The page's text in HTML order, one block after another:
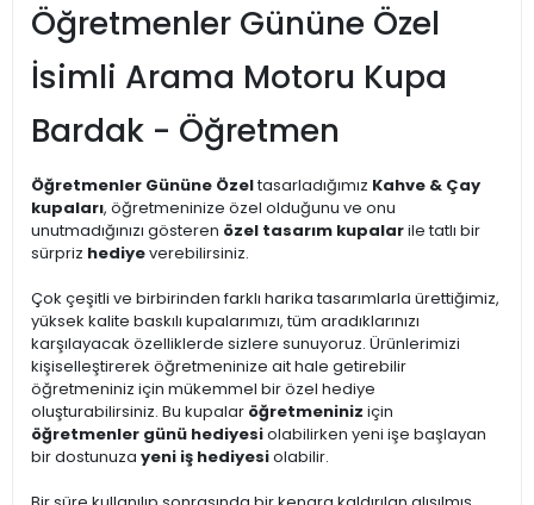
Öğretmenler Gününe Özel
İsimli Arama Motoru Kupa
Bardak - Öğretmen
Öğretmenler Gününe Özeltasarladığımız Kahve & Çay
kupaları, öğretmeninize özel olduğunu ve onu
unutmadığınızı gösteren özel tasarım kupalarile tatlı bir
sürpriz hediyeverebilirsiniz.
Çok çeşitli ve birbirinden farklı harika tasarımlarla ürettiğimiz,
yüksek kalite baskılı kupalarımızı, tüm aradıklarınızı
karşılayacak özelliklerde sizlere sunuyoruz. Ürünlerimizi
kişiselleştirerek öğretmeninize ait hale getirebilir
öğretmeniniz için mükemmel bir özel hediye
oluşturabilirsiniz. Bu kupalar öğretmeniniz için
öğretmenler günü hediyesiolabilirken yeni işe başlayan
bir dostunuza yeni iş hediyesiolabilir.